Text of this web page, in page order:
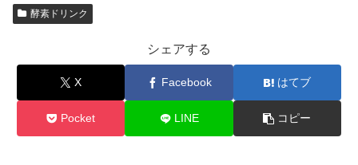
酵素ドリンク
シェアする
X Facebook はてブ
Pocket LINE コピー